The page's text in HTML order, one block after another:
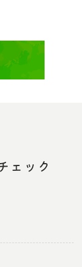
ェック